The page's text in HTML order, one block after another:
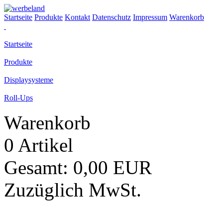
Startseite Produkte Kontakt Datenschutz Impressum Warenkorb
Startseite
Produkte
Displaysysteme
Roll-Ups
Warenkorb
0 Artikel
Gesamt: 0,00 EUR
Zuzüglich MwSt.